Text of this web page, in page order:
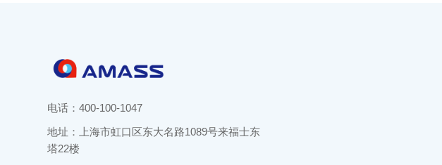
电话：400-100-1047
地址：上海市虹口区东大名路1089号来福士东
塔22楼